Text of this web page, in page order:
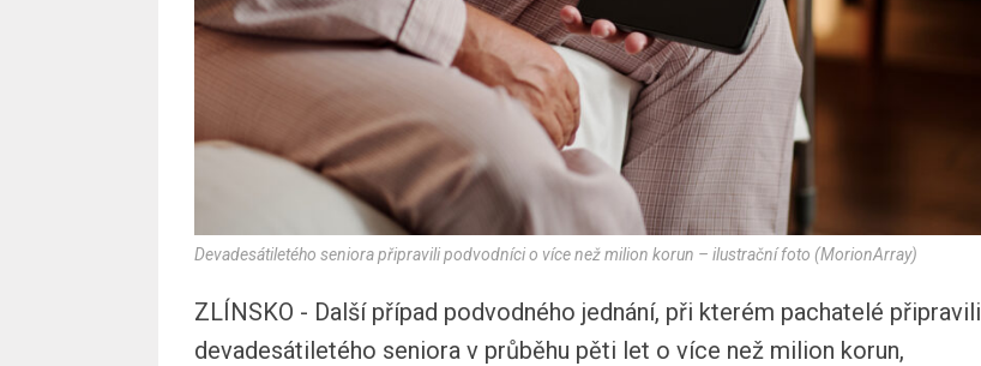
Devadesátiletého seniora připravili podvodníci o více než milion korun – ilustrační foto (MorionArray)
ZLÍNSKO - Další případ podvodného jednání, při kterém pachatelé připravili
devadesátiletého seniora v průběhu pěti let o více než milion korun,